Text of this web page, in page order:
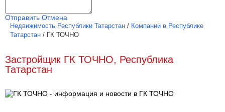
Отправить Отмена
Недвижимость Республики Татарстан / Компании в Республике
Татарстан / ГК ТОЧНО
Застройщик ГК ТОЧНО, Республика
Татарстан